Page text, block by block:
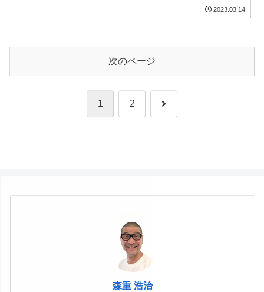
2023.03.14
次のページ
1 2 次
森重 浩治